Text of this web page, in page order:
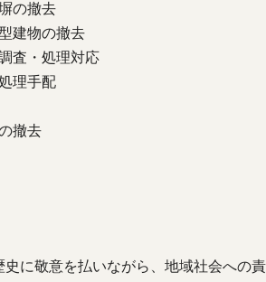
の撤去
建物の撤去
査・処理対応
理手配
撤去
に敬意を払いながら、地域社会への責